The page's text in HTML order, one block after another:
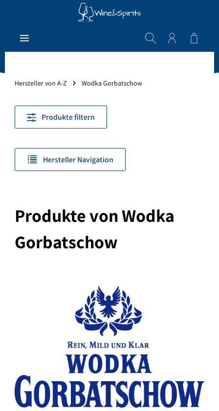
Zum Hauptinhalt springen
Hersteller von A-Z Wodka Gorbatschow
Produkte filtern
Hersteller Navigation
Produkte von Wodka
Gorbatschow